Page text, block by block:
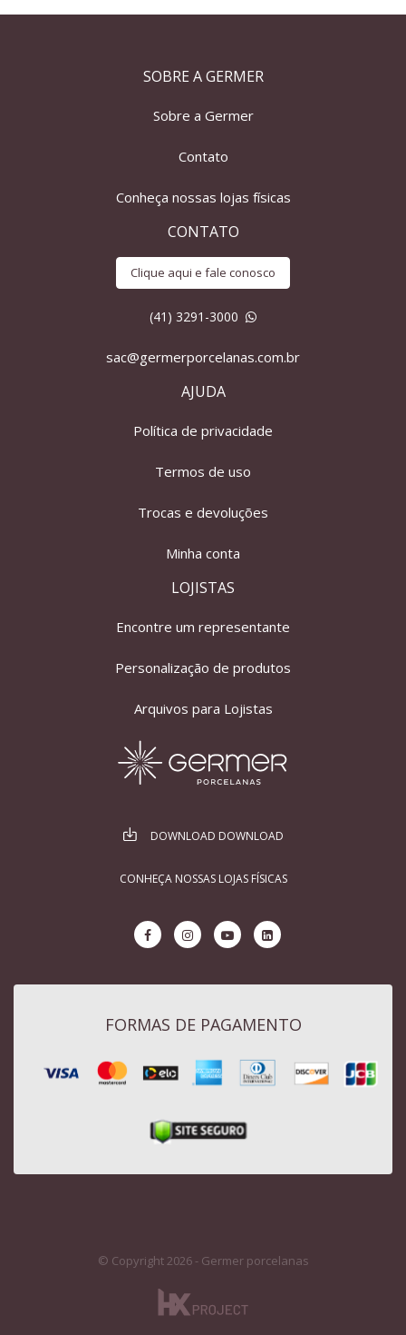
SOBRE A GERMER
Sobre a Germer
Contato
Conheça nossas lojas físicas
CONTATO
Clique aqui e fale conosco
(41) 3291-3000
sac@germerporcelanas.com.br
AJUDA
Política de privacidade
Termos de uso
Trocas e devoluções
Minha conta
LOJISTAS
Encontre um representante
Personalização de produtos
Arquivos para Lojistas
DOWNLOAD DOWNLOAD
CONHEÇA NOSSAS LOJAS FÍSICAS
FORMAS DE PAGAMENTO
© Copyright 2026 - Germer porcelanas